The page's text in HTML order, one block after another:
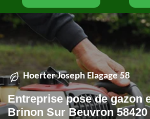
Hoerter Joseph Elagage 58
Entreprise pose de gazon
Brinon Sur Beuvron 58420